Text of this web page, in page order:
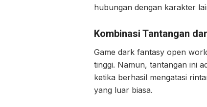
hubungan dengan karakter
Kombinasi Tantangan
Game dark fantasy open
tinggi. Namun, tantangan ini
ketika berhasil mengatasi
yang luar biasa.